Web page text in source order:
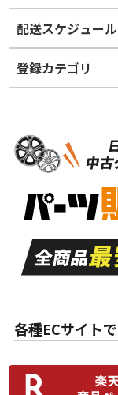
※商品ランクは出品
ホイールラ
S
品
A
走行距離
目立つ傷
ない
な中
C
比較的き
配送スケジュー
登録カテゴリ
ホイールのみ
各種ECサイト